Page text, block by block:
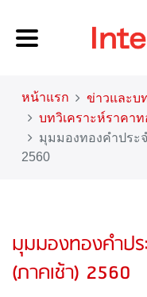
หน้าแรก
ข่าวและบ
บทวิเคราะห์ราคาท
มุมมองทองคำประ
2560
มุมมองทองคำป
(ภาคเช้า) 2560